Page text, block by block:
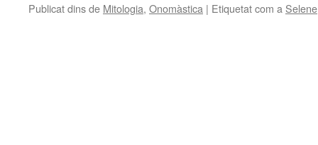
Publicat dins de Mitologia, Onomàstica | Etiquetat com a Selene